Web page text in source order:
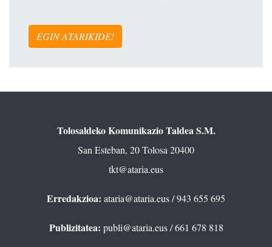
EGIN ATARIKIDE!
Tolosaldeko Komunikazio Taldea S.M.
San Esteban, 20 Tolosa 20400
tkt@ataria.eus
Erredakzioa: ataria@ataria.eus/ 943 655 695
Publizitatea: publi@ataria.eus/ 661 678 818